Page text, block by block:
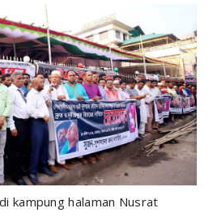
kampung halaman Nusrat